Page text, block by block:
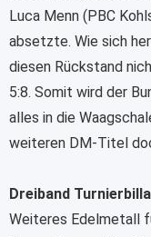
Luca Menn (PBC
absetzte. Wie sich
diesen Rückstand
5:8. Somit wird der
alles in die
weiteren DM-Titel
Dreiband
Weiteres Edelmetall